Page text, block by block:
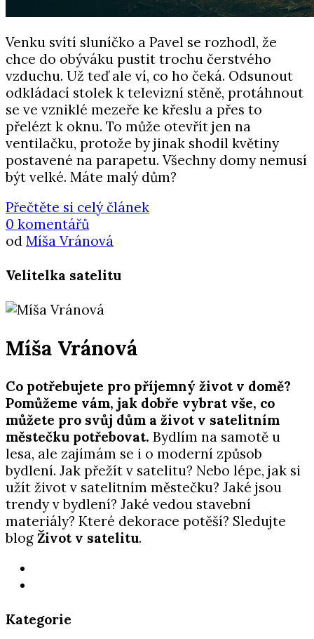
Venku svítí sluníčko a Pavel se rozhodl, že
chce do obýváku pustit trochu čerstvého
vzduchu. Už teď ale ví, co ho čeká. Odsunout
odkládací stolek k televizní stěně, protáhnout
se ve vzniklé mezeře ke křeslu a přes to
přelézt k oknu. To může otevřít jen na
ventilačku, protože by jinak shodil květiny
postavené na parapetu. Všechny domy nemusí
být velké. Máte malý dům?
Přečtěte si celý článek
0 komentářů
od Míša Vránová
Velitelka satelitu
Míša Vránová
Co potřebujete pro příjemný život v domě?
Pomůžeme vám, jak dobře vybrat vše, co
můžete pro svůj dům a život v satelitním
městečku potřebovat. Bydlím na samotě u
lesa, ale zajímám se i o moderní způsob
bydlení. Jak přežít v satelitu? Nebo lépe, jak si
užít život v satelitním městečku? Jaké jsou
trendy v bydlení? Jaké vedou stavební
materiály? Které dekorace potěší? Sledujte
blog Život v satelitu.
Kategorie